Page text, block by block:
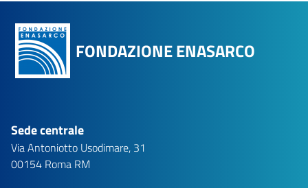
FONDAZIONE ENASARCO
Sede centrale
Via Antoniotto Usodimare, 31
00154 Roma RM